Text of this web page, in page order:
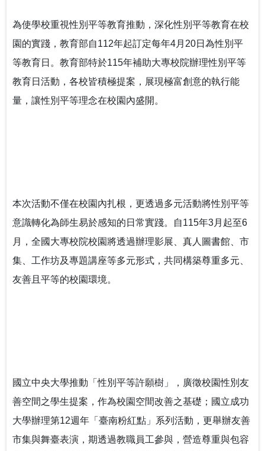
坊 強化課程實踐與教學創新
打造校園最暖心的角落 義守大學諮商輔導空間升級，落
實全人教育願景
推動社區共好的社會情緒學習：跨世代創齡方案的實踐
經驗
我可以改變我的人生－啟動輕度障礙大專生的自我決策
以師者先行，構築SEL友善校園生態系
為使學校重視性別平等教育推動，深化性別平等教育在校
園的實踐，教育部自112年起訂定每年4月20日為性別平
等教育日。教育部特於115年補助大專校院辦理性別平等
教育日活動，各校皆積極提案，展現極富創意的執行能
量，讓性別平等理念在校園內盛開。
本次活動不僅在校園內扎根，更透過多元活動將性別平等
意識轉化為師生易於感知的日常實踐。自115年3月起至6
月，全國大專校院校園將透過辦理影展、真人圖書館、市
集、工作坊及專題講座等多元形式，共同構築尊重多元、
友善且平等的校園環境。
國立中央大學推動「性別平等許願樹」，廣徵校園性別友
善空間之學生提案，作為校園空間改善之基礎；國立成功
大學辦理第12週年「臺南粉紅點」系列活動，更舉辦友善
市集與舞臺表演，期透過教職員工參與，營造尊重與包容